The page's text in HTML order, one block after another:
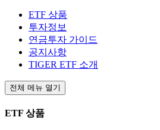
ETF 상품
투자정보
연금투자 가이드
공지사항
TIGER ETF 소개
전체 메뉴 열기
ETF 상품